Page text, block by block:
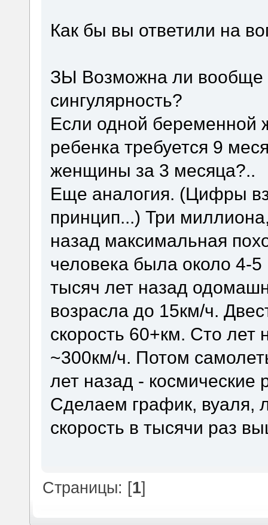
Как бы вы ответили на
ЗЫ Возможна ли вообще
сингулярность?
Если одной
ребенка требуется 9
женщины за 3 месяца?..
Еще аналогия. (Цифры
принцип...) Три
назад максимальная
человека была около 4-
тысяч лет назад
возрасла до 15км/ч.
скорость 60+км. Сто
~300км/ч. Потом
лет назад - космические
Сделаем график, вуаля,
скорость в тысячи раз
Страницы: [1]